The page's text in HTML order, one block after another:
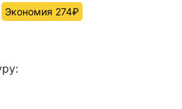
Экономия 274₽